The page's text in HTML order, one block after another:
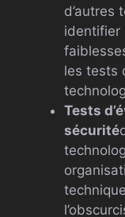
d’autres
identifier
les tests
Tests
sécurité